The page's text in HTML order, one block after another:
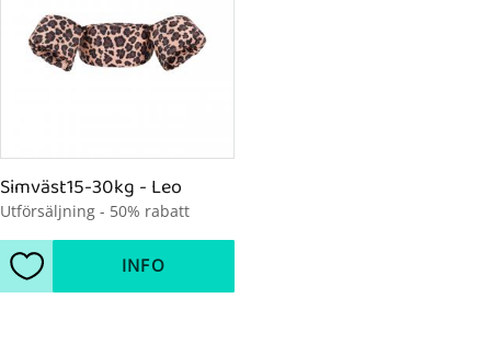
Simväst15-30kg - Leo
Utförsäljning - 50% rabatt
Lägg till i favoriter
INFO